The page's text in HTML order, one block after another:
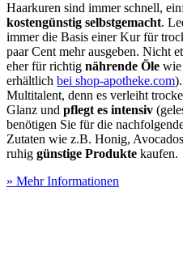
Haarkuren sind immer schnell,
kostengünstig selbstgemacht.
immer die Basis einer Kur für
paar Cent mehr ausgeben. Nicht
eher für richtig nährende Öle
erhältlich bei shop-apotheke.com
Multitalent, denn es verleiht
Glanz und pflegt es intensiv
benötigen Sie für die
Zutaten wie z.B. Honig,
ruhig günstige Produkte kaufen.
» Mehr Informationen